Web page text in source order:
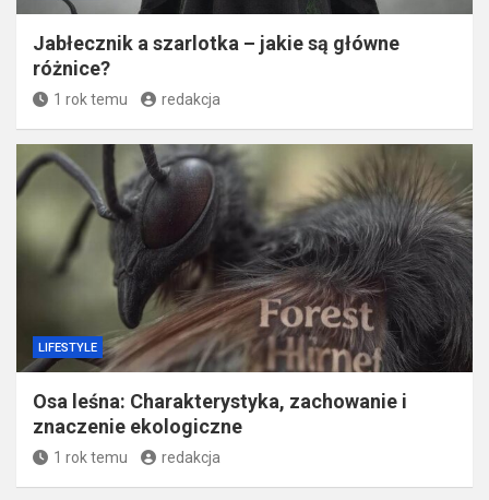
Jabłecznik a szarlotka – jakie są główne
różnice?
1 rok temu redakcja
LIFESTYLE
Osa leśna: Charakterystyka, zachowanie i
znaczenie ekologiczne
1 rok temu redakcja